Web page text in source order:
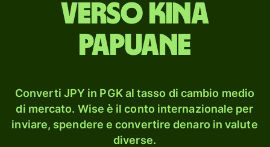
verso kina
papuane
Converti JPY in PGK al tasso di cambio medio
di mercato. Wise è il conto internazionale per
inviare, spendere e convertire denaro in valute
diverse.